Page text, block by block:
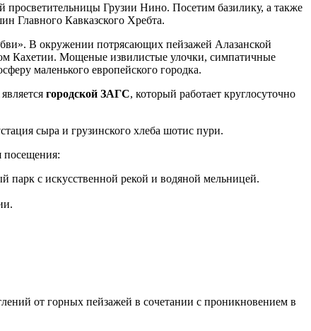
просветительницы Грузии Нино. Посетим базилику, а также
Главного Кавказского Хребта.
В окружении потрясающих пейзажей Алазанской
Кахетии. Мощеные извилистые улочки, симпатичные
маленького европейского городка.
городской ЗАГС, который работает круглосуточно
сыра и грузинского хлеба шотис пури.
посещения:
с искусственной рекой и водяной мельницей.
от горных пейзажей в сочетании с проникновением в